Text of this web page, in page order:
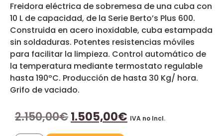
Freidora eléctrica de sobremesa de una cuba con
10 L de capacidad, de la Serie Berto’s Plus 600.
Construida en acero inoxidable, cuba estampada
sin soldaduras. Potentes resistencias móviles
para facilitar la limpieza. Control automático de
la temperatura mediante termostato regulable
hasta 190ºC. Producción de hasta 30 Kg/ hora.
Grifo de vaciado.
2.150,00€1.505,00€ IVA no Incl.